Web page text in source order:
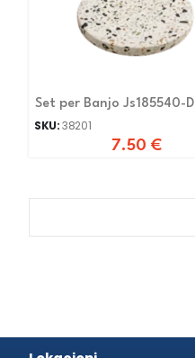
Set per Banjo Js185540-D
SKU:38201
7.50 €